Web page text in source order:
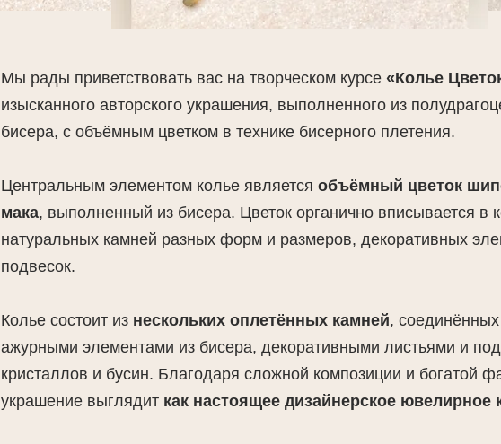
Мы рады приветствовать вас на творческом курсе «Колье
изысканного авторского украшения, выполненного из
бисера, с объёмным цветком в технике бисерного плетения.
Центральным элементом колье является объёмный цветок
мака, выполненный из бисера. Цветок органично вписывается в
натуральных камней разных форм и размеров, декоративных
подвесок.
Колье состоит из нескольких оплетённых камней,
ажурными элементами из бисера, декоративными листьями и
кристаллов и бусин. Благодаря сложной композиции и богатой
украшение выглядит как настоящее дизайнерское ювелирное